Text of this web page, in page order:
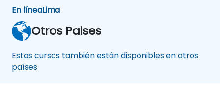
En líneaLima
Otros Paises
Estos cursos también están disponibles en otros
países